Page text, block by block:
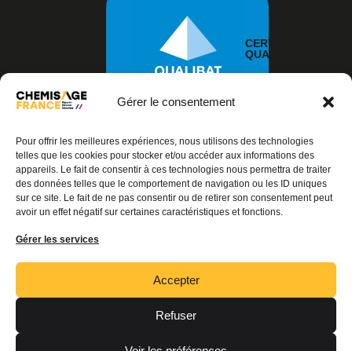
Gérer le consentement
Pour offrir les meilleures expériences, nous utilisons des technologies
telles que les cookies pour stocker et/ou accéder aux informations des
appareils. Le fait de consentir à ces technologies nous permettra de traiter
des données telles que le comportement de navigation ou les ID uniques
sur ce site. Le fait de ne pas consentir ou de retirer son consentement peut
avoir un effet négatif sur certaines caractéristiques et fonctions.
Gérer les services
Accepter
Refuser
CERTIFICAT
QUALIBAT
© 2026 – TOUS DROITS RÉSERVÉS
Mentions légales